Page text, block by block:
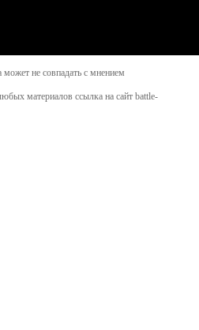
может не совпадать с мнением
материалов ссылка на сайт battle-